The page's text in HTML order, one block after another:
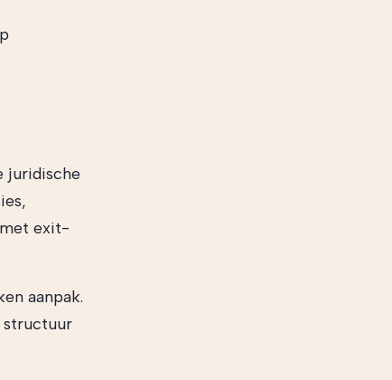
juridische
exit-
aanpak.
structuur